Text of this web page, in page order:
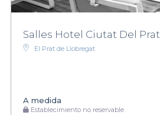
Salles Hotel Ciutat Del Prat
El Prat de Llobregat
A medida
Establecimiento no reservable